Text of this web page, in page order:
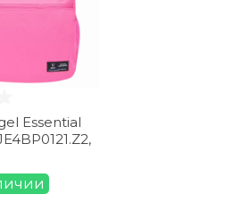
Essential